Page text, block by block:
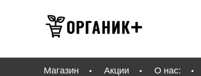
содержимому
Магазин Акции О нас: